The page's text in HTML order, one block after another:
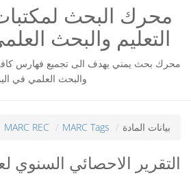
محرك البحث
التعليم والبحث
محرك بحث يمني يهدف الى تجميع فهارس
والبحث العلمي في
بيانات المادة MARC Tags
MARC REC
التقرير الاحصائي السنوي لعام